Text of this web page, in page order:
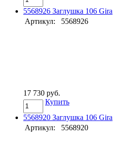
5568926 Заглушка 106 Gira
Артикул:
5568926
17 730 руб.
Купить
5568920 Заглушка 106 Gira
Артикул:
5568920